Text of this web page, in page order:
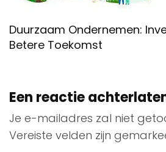
Duurzaam Ondernemen:
Betere Toekomst
Een reactie
Je e-mailadres zal niet
Vereiste velden zijn